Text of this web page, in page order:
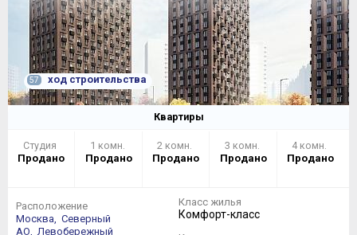
57 ход строительства
Квартиры
Студия
Продано
1 комн.
Продано
2 комн.
Продано
3 комн.
Продано
4 комн.
Продано
Расположение
Москва,
Северный
АО,
Левобережный
Класс жилья
Комфорт-класс